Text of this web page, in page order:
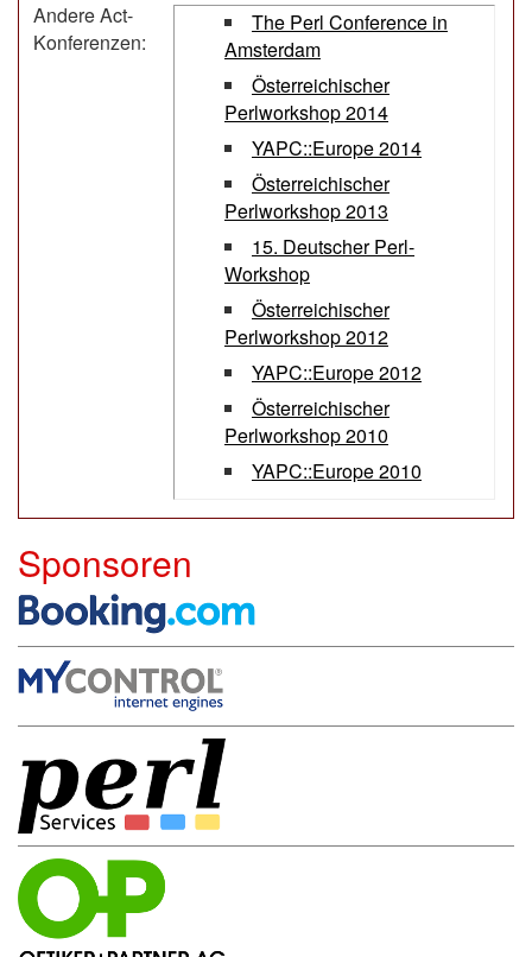
Andere Act-
Konferenzen:
The Perl Conference in
Amsterdam
Österreichischer
Perlworkshop 2014
YAPC::Europe 2014
Österreichischer
Perlworkshop 2013
15. Deutscher Perl-
Workshop
Österreichischer
Perlworkshop 2012
YAPC::Europe 2012
Österreichischer
Perlworkshop 2010
YAPC::Europe 2010
Sponsoren